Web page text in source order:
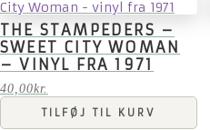
THE STAMPEDERS –
SWEET CITY WOMAN
– VINYL FRA 1971
40,00kr.
TILFØJ TIL KURV